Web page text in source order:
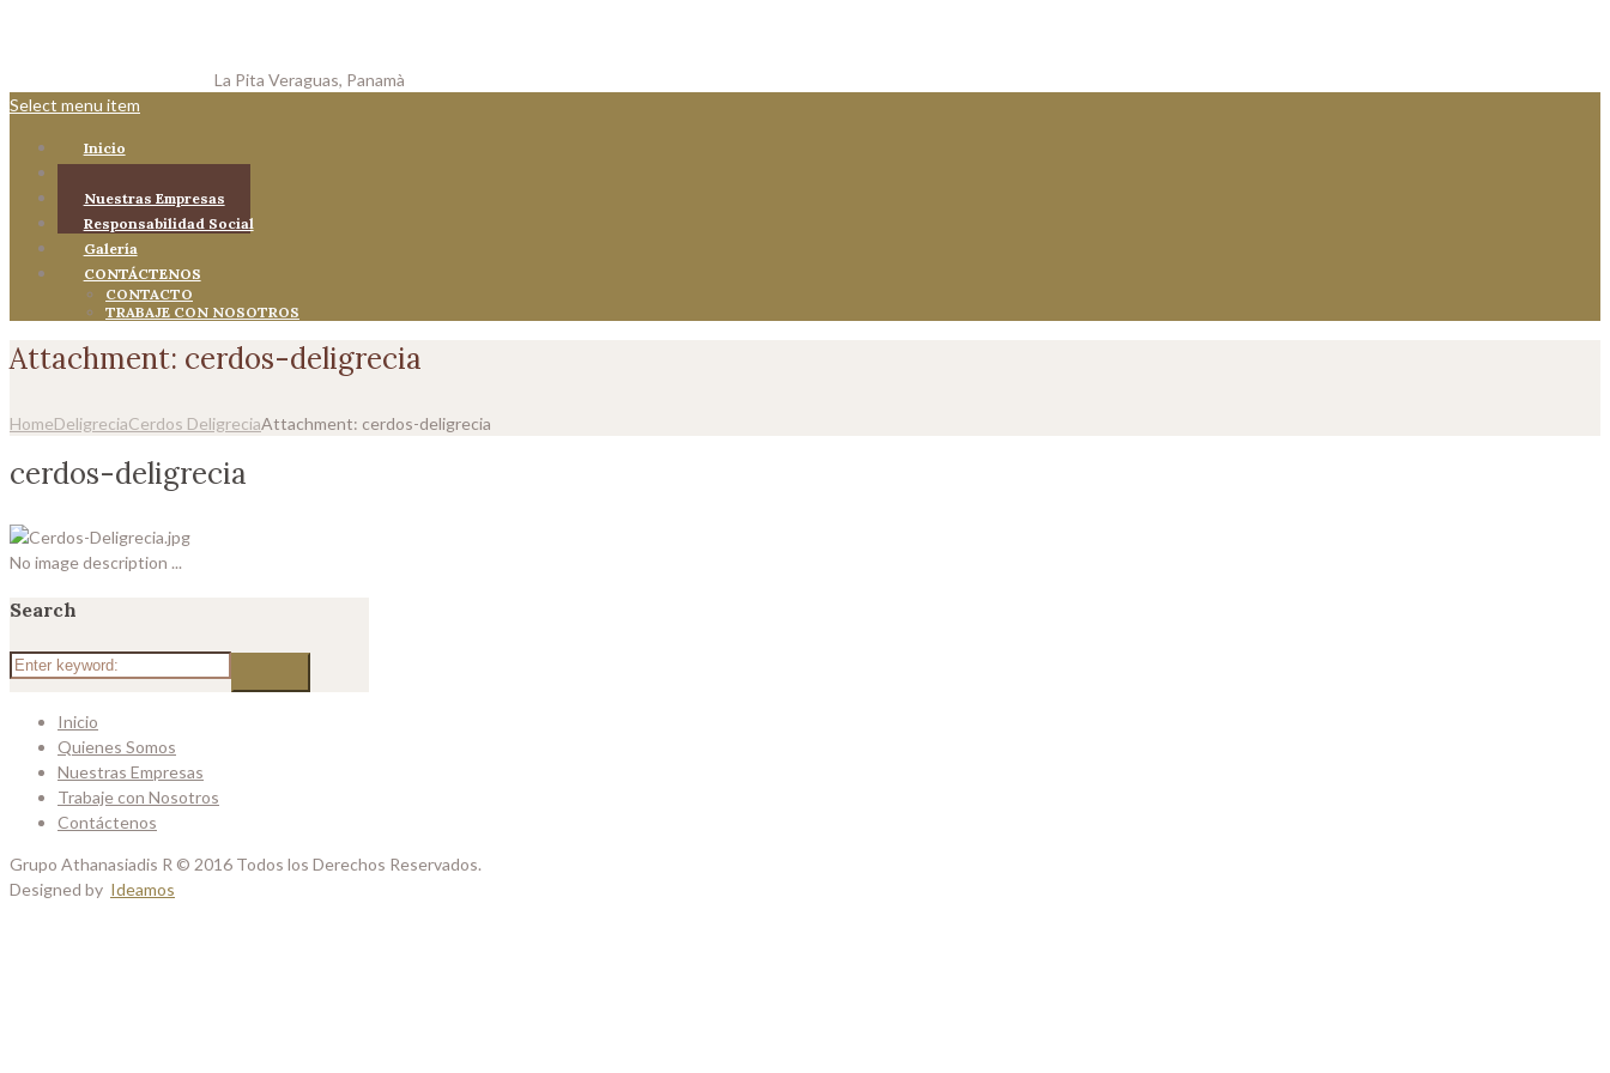
La Pita Veraguas, Panamà
Select menu item
Inicio
Nuestras Empresas
Responsabilidad Social
Galería
CONTÁCTENOS
CONTACTO
TRABAJE CON NOSOTROS
Attachment: cerdos-deligrecia
HomeDeligreciaCerdos DeligreciaAttachment: cerdos-deligrecia
cerdos-deligrecia
No image description ...
Search
Inicio
Quienes Somos
Nuestras Empresas
Trabaje con Nosotros
Contáctenos
Grupo Athanasiadis R © 2016 Todos los Derechos Reservados.
Designed by Ideamos